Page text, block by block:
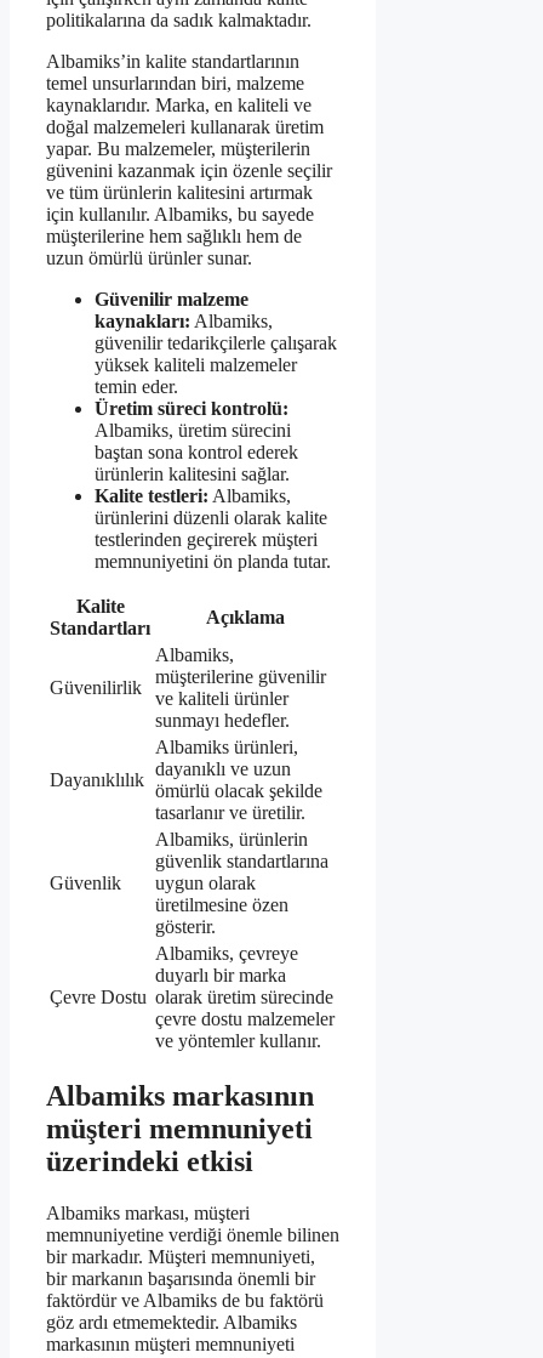
politikalarına da sadık kalmaktadır.
Albamiks’in kalite standartlarının
temel unsurlarından biri, malzeme
kaynaklarıdır. Marka, en kaliteli ve
doğal malzemeleri kullanarak üretim
yapar. Bu malzemeler, müşterilerin
güvenini kazanmak için özenle seçilir
ve tüm ürünlerin kalitesini artırmak
için kullanılır. Albamiks, bu sayede
müşterilerine hem sağlıklı hem de
uzun ömürlü ürünler sunar.
Güvenilir malzeme
kaynakları: Albamiks,
güvenilir tedarikçilerle çalışarak
yüksek kaliteli malzemeler
temin eder.
Üretim süreci kontrolü:
Albamiks, üretim sürecini
baştan sona kontrol ederek
ürünlerin kalitesini sağlar.
Kalite testleri: Albamiks,
ürünlerini düzenli olarak kalite
testlerinden geçirerek müşteri
memnuniyetini ön planda tutar.
Kalite
Standartları
Açıklama
Güvenilirlik
Albamiks,
müşterilerine güvenilir
ve kaliteli ürünler
sunmayı hedefler.
Dayanıklılık
Albamiks ürünleri,
dayanıklı ve uzun
ömürlü olacak şekilde
tasarlanır ve üretilir.
Güvenlik
Albamiks, ürünlerin
güvenlik standartlarına
uygun olarak
üretilmesine özen
gösterir.
Çevre Dostu
Albamiks, çevreye
duyarlı bir marka
olarak üretim sürecinde
çevre dostu malzemeler
ve yöntemler kullanır.
Albamiks markasının
müşteri memnuniyeti
üzerindeki etkisi
Albamiks markası, müşteri
memnuniyetine verdiği önemle bilinen
bir markadır. Müşteri memnuniyeti,
bir markanın başarısında önemli bir
faktördür ve Albamiks de bu faktörü
göz ardı etmemektedir. Albamiks
markasının müşteri memnuniyeti